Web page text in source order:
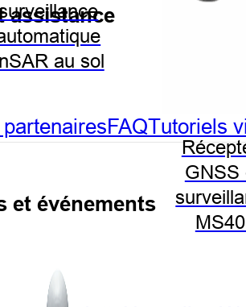
InSAR au sol
GNSS
assistance
FAQTutoriels
et événements